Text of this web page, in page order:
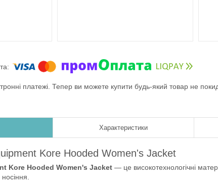
платежі. Тепер ви можете купити будь-який товар не
Характеристики
Kore Hooded Women's Jacket
Kore Hooded Women's Jacket — це високотехнологічні